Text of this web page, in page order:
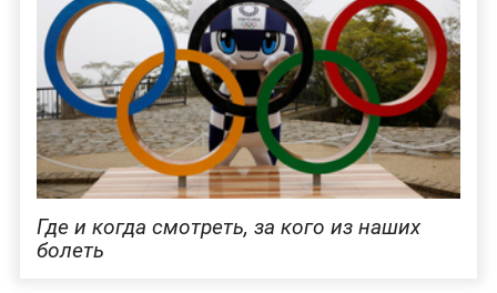
Где и когда смотреть, за кого из наших
болеть